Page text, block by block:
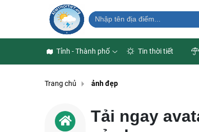
Tỉnh - Thành phố Tin thời tiết
Trang chủ ảnh đẹp
Tải ngay